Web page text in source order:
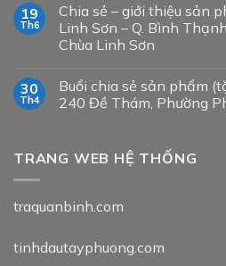
19
Th6
Chia sẻ – giới thiệu sản
Linh Sơn – Q. Bình
Chùa Linh Sơn
30
Th4
Buổi chia sẻ sản phẩm
240 Đề Thám, Phường
TRANG WEB HỆ THỐNG
traquanbinh.com
tinhdautayphuong.com